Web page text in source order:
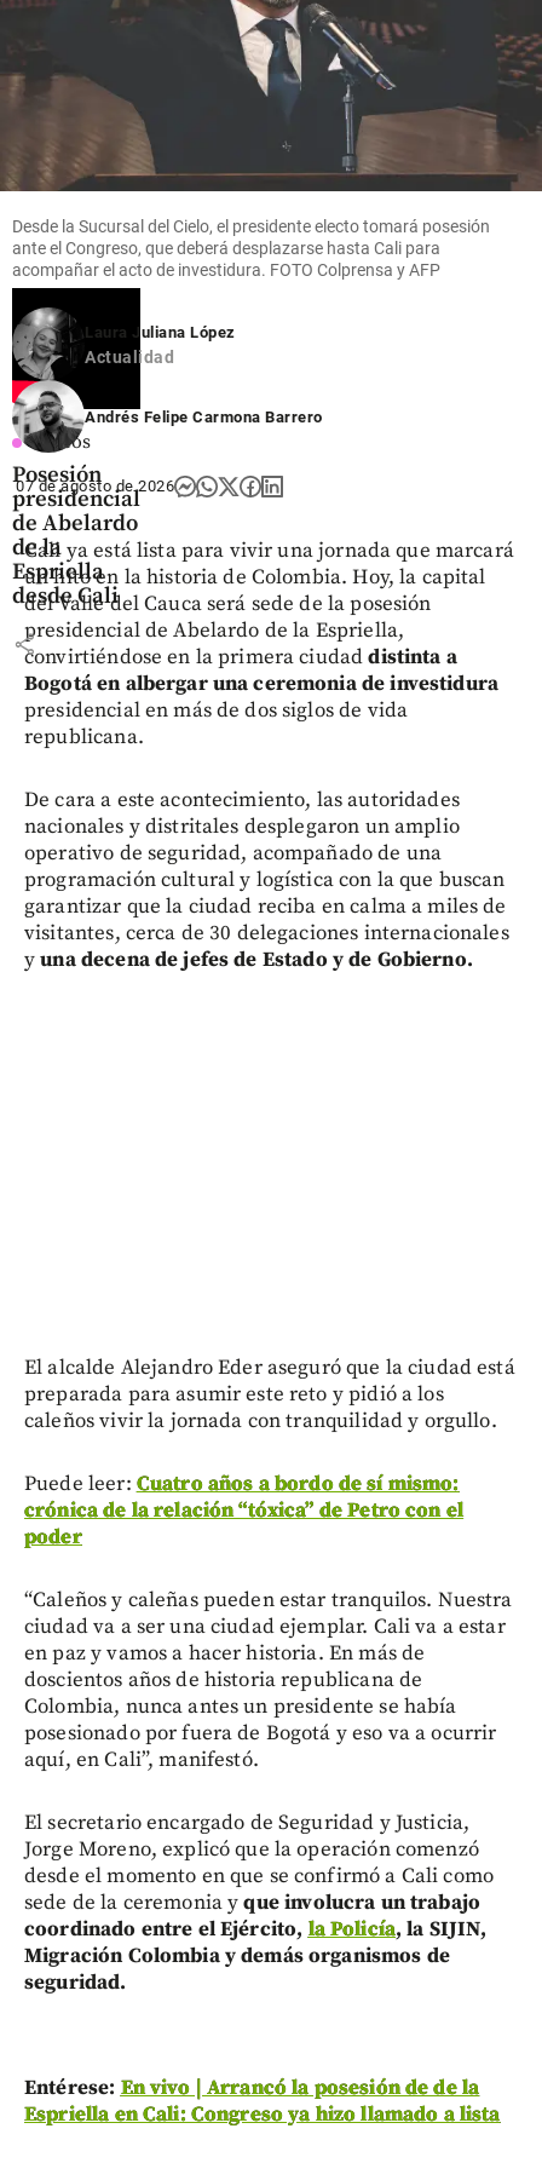
Videos
Posesión
presidencial
de Abelardo
de la
Espriella
desde Cali
share
Desde la Sucursal del Cielo, el presidente electo tomará posesión
ante el Congreso, que deberá desplazarse hasta Cali para
acompañar el acto de investidura. FOTO Colprensa y AFP
Laura Juliana López
Actualidad
Andrés Felipe Carmona Barrero
07 de agosto de 2026
Cali ya está lista para vivir una jornada que marcará
un hito en la historia de Colombia. Hoy, la capital
del Valle del Cauca será sede de la posesión
presidencial de Abelardo de la Espriella,
convirtiéndose en la primera ciudaddistinta a
Bogotá en albergar una ceremonia de investidura
presidencial en más de dos siglos de vida
republicana.
De cara a este acontecimiento, las autoridades
nacionales y distritales desplegaron un amplio
operativo de seguridad, acompañado de una
programación cultural y logística con la que buscan
garantizar que la ciudad reciba en calma a miles de
visitantes, cerca de 30 delegaciones internacionales
yuna decena de jefes de Estado y de Gobierno.
El alcalde Alejandro Eder aseguró que la ciudad está
preparada para asumir este reto y pidió a los
caleños vivir la jornada con tranquilidad y orgullo.
Puede leer: Cuatro años a bordo de sí mismo:
crónica de la relación “tóxica” de Petro con el
poder
“Caleños y caleñas pueden estar tranquilos. Nuestra
ciudad va a ser una ciudad ejemplar. Cali va a estar
en paz y vamos a hacer historia. En más de
doscientos años de historia republicana de
Colombia, nunca antes un presidente se había
posesionado por fuera de Bogotá y eso va a ocurrir
aquí, en Cali”, manifestó.
El secretario encargado de Seguridad y Justicia,
Jorge Moreno, explicó que la operación comenzó
desde el momento en que se confirmó a Cali como
sede de la ceremonia yque involucra un trabajo
coordinado entre el Ejército, la Policía, la SIJIN,
Migración Colombia y demás organismos de
seguridad.
Entérese: En vivo | Arrancó la posesión de de la
Espriella en Cali: Congreso ya hizo llamado a lista